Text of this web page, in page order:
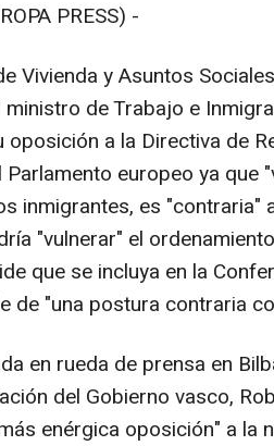
PRESS) -
Vivienda y Asuntos
de Trabajo e
oposición a la Directiva de
europeo ya que
inmigrantes, es "contraria"
"vulnerar" el
que se incluya en la
de "una postura contraria
en rueda de prensa en
del Gobierno vasco,
enérgica oposición" a la